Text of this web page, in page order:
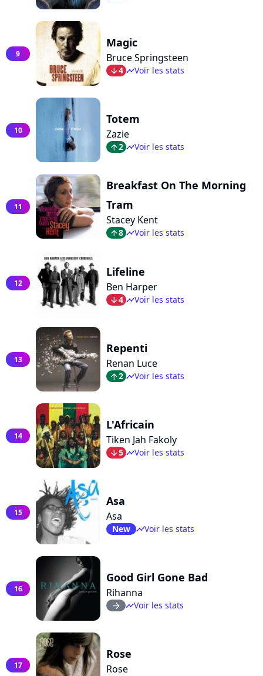
9
Magic
Bruce Springsteen
arrow_bot4 timelineVoir les stats
10
Totem
Zazie
arrow_top2 timelineVoir les stats
11
Breakfast On The Morning
Tram
Stacey Kent
arrow_top8 timelineVoir les stats
12
Lifeline
Ben Harper
arrow_bot4 timelineVoir les stats
13
Repenti
Renan Luce
arrow_top2 timelineVoir les stats
14
L'Africain
Tiken Jah Fakoly
arrow_bot5 timelineVoir les stats
15
Asa
Asa
New timelineVoir les stats
16
Good Girl Gone Bad
Rihanna
arrow_right timelineVoir les stats
17
Rose
Rose